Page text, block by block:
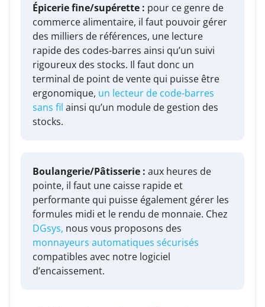
Épicerie fine/supérette : pour ce genre de
commerce alimentaire, il faut pouvoir gérer
des milliers de références, une lecture
rapide des codes-barres ainsi qu’un suivi
rigoureux des stocks. Il faut donc un
terminal de point de vente qui puisse être
ergonomique, un lecteur de code-barres
sans fil ainsi qu’un module de gestion des
stocks.
Boulangerie/Pâtisserie : aux heures de
pointe, il faut une caisse rapide et
performante qui puisse également gérer les
formules midi et le rendu de monnaie. Chez
DGsys, nous vous proposons des
monnayeurs automatiques sécurisés
compatibles avec notre logiciel
d’encaissement.